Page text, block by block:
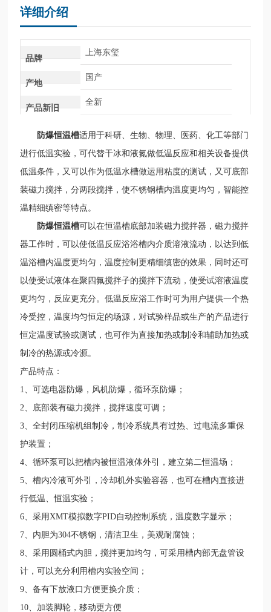
详细介绍
品牌
上海东玺
产地
国产
产品新旧
全新
防爆恒温槽适用于科研、生物、物理、医药、化工等部门
进行低温实验，可代替干冰和液氮做低温反应和相关设备提供
低温条件，又可以作为低温水槽做运用粘度的测试，又可底部
装磁力搅拌，分两段搅拌，使不锈钢槽内温度更均匀，智能控
温精细缜密等特点。
防爆恒温槽可以在恒温槽底部加装磁力搅拌器，磁力搅拌
器工作时，可以使低温反应浴浴槽内介质溶液流动，以达到低
温浴槽内温度更均匀，温度控制更精细缜密的效果，同时还可
以使受试液体在聚四氟搅拌子的搅拌下流动，使受试溶液温度
更均匀，反应更充分。低温反应浴工作时可为用户提供一个热
冷受控，温度均匀恒定的场源，对试验样品或生产的产品进行
恒定温度试验或测试，也可作为直接加热或制冷和辅助加热或
制冷的热源或冷源。
产品特点：
1、可选电器防爆，风机防爆，循环泵防爆；
2、底部装有磁力搅拌，搅拌速度可调；
3、全封闭压缩机组制冷，制冷系统具有过热、过电流多重保
护装置；
4、循环泵可以把槽内被恒温液体外引，建立第二恒温场；
5、槽内冷液可外引，冷却机外实验容器，也可在槽内直接进
行低温、恒温实验；
6、采用XMT模拟数字PID自动控制系统，温度数字显示；
7、内胆为304不锈钢，清洁卫生，美观耐腐蚀；
8、采用圆桶式内胆，搅拌更加均匀，可采用槽内部无盘管设
计，可以充分利用槽内实验空间；
9、备有下放液口方便更换介质；
10、加装脚轮，移动更方便